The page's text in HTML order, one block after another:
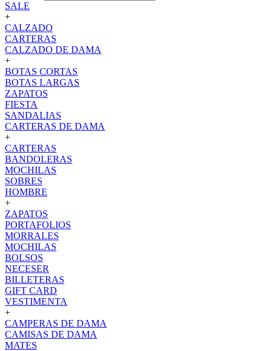
SALE
+
CALZADO
CARTERAS
CALZADO DE DAMA
+
BOTAS CORTAS
BOTAS LARGAS
ZAPATOS
FIESTA
SANDALIAS
CARTERAS DE DAMA
+
CARTERAS
BANDOLERAS
MOCHILAS
SOBRES
HOMBRE
+
ZAPATOS
PORTAFOLIOS
MORRALES
MOCHILAS
BOLSOS
NECESER
BILLETERAS
GIFT CARD
VESTIMENTA
+
CAMPERAS DE DAMA
CAMISAS DE DAMA
MATES